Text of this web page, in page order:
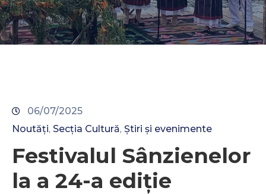
Contacte
06/07/2025
Noutăți‚ Secția Cultură‚ Știri și evenimente
Festivalul Sânzienelor
la a 24-a ediție